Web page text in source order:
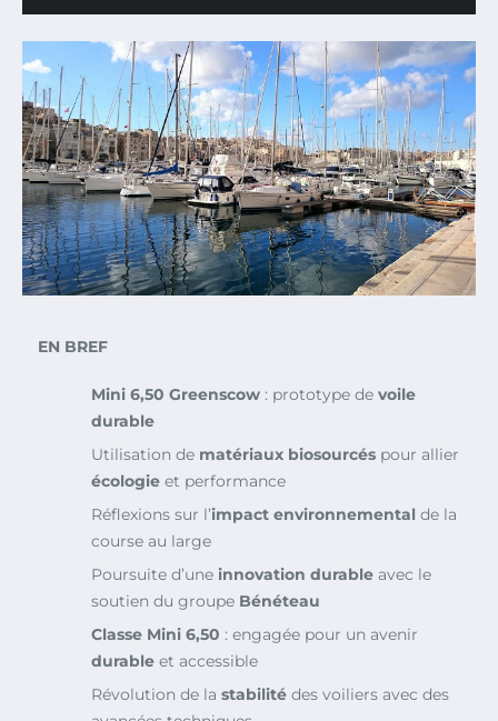
EN BREF
Mini 6,50 Greenscow : prototype de voile
durable
Utilisation de matériaux biosourcés pour allier
écologie et performance
Réflexions sur l’impact environnemental de la
course au large
Poursuite d’une innovation durable avec le
soutien du groupe Bénéteau
Classe Mini 6,50 : engagée pour un avenir
durable et accessible
Révolution de la stabilité des voiliers avec des